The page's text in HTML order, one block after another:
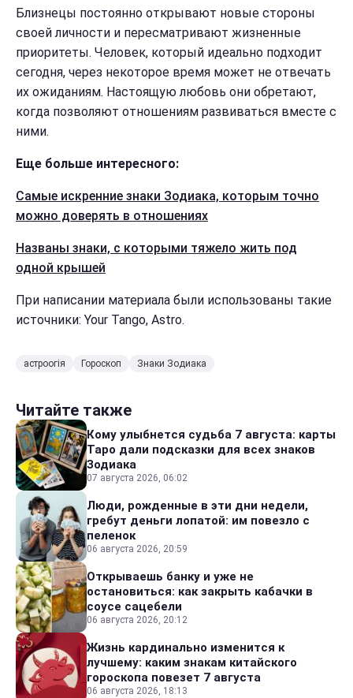
Близнецы постоянно открывают новые стороны
своей личности и пересматривают жизненные
приоритеты. Человек, который идеально подходит
сегодня, через некоторое время может не отвечать
их ожиданиям. Настоящую любовь они обретают,
когда позволяют отношениям развиваться вместе с
ними.
Еще больше интересного:
Самые искренние знаки Зодиака, которым точно
можно доверять в отношениях
Названы знаки, с которыми тяжело жить под
одной крышей
При написании материала были использованы такие
источники: Your Tango, Astro.
астроогія Гороскоп Знаки Зодиака
Читайте также
Кому улыбнется судьба 7 августа: карты
Таро дали подсказки для всех знаков
Зодиака
07 августа 2026, 06:02
Люди, рожденные в эти дни недели,
гребут деньги лопатой: им повезло с
пеленок
06 августа 2026, 20:59
Открываешь банку и уже не
остановиться: как закрыть кабачки в
соусе сацебели
06 августа 2026, 20:12
Жизнь кардинально изменится к
лучшему: каким знакам китайского
гороскопа повезет 7 августа
06 августа 2026, 18:13